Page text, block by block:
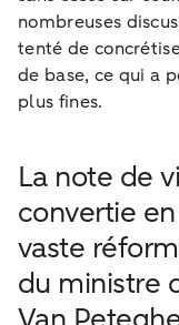
nombreuses
tenté de
de base, ce qui a
plus fines.
La note de
convertie
vaste
du ministre